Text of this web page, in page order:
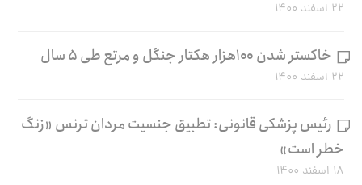
۲۲ اسفند ۱۴۰۰
خاکستر شدن ۱۰۰هزار هکتار جنگل و مرتع طی ۵ سال
۲۲ اسفند ۱۴۰۰
رئیس پزشکی قانونی: تطبیق جنسیت مردان ترنس «زنگ
خطر است»
۱۸ اسفند ۱۴۰۰